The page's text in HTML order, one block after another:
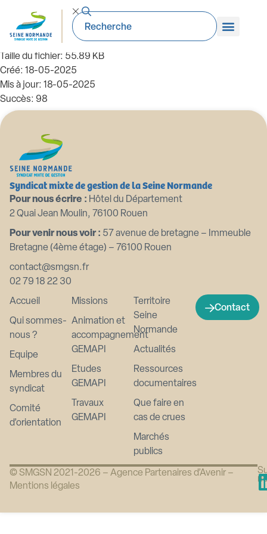
2021 02 07 Participation financière à la
prévoyance du personnel
Taille du fichier: 55.89 KB
Créé: 18-05-2025
Mis à jour: 18-05-2025
Succès: 98
Syndicat mixte de gestion de la Seine Normande
Pour nous écrire : Hôtel du Département
2 Quai Jean Moulin, 76100 Rouen
Pour venir nous voir : 57 avenue de bretagne – Immeuble
Bretagne (4ème étage) – 76100 Rouen
contact@smgsn.fr
02 79 18 22 30
Accueil
Qui sommes-
nous ?
Equipe
Membres du
syndicat
Comité
d’orientation
Missions
Animation et
accompagnement
GEMAPI
Etudes
GEMAPI
Travaux
GEMAPI
Territoire
Seine
Normande
Actualités
Ressources
documentaires
Que faire en
cas de crues
Marchés
publics
Contact
© SMGSN 2021-2026 – Agence Partenaires d’Avenir –
Mentions légales